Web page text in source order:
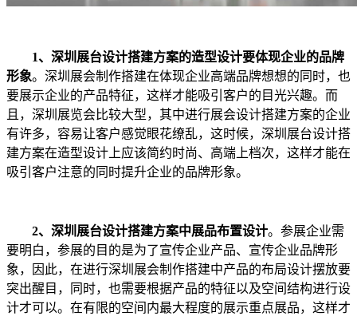
1、 深圳展台设计搭建方案的造型设计要体现企业的品牌
形象。深圳展会制作搭建在体现企业高端品牌想想的同时，也
要展示企业的产品特征，这样才能吸引客户的目光兴趣。而
且，深圳展览会比较大型，其中进行展会设计搭建方案的企业
有许多，容易让客户感觉眼花缭乱，这时候，深圳展台设计搭
建方案在造型设计上应该简约时尚、高端上档次，这样才能在
吸引客户注意的同时提升企业的品牌形象。
2、 深圳展台设计搭建方案中展品布置设计。参展企业需
要明白，参展的目的是为了宣传企业产品、宣传企业品牌形
象，因此，在进行深圳展会制作搭建中产品的布局设计摆放要
突出醒目，同时，也需要根据产品的特征以及空间结构进行设
计才可以。在有限的空间内最大程度的展示重点展品，这样才